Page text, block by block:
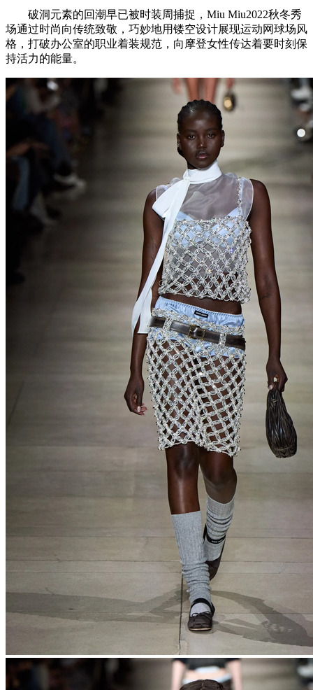
破洞元素的回潮早已被时装周捕捉，Miu Miu2022秋冬秀
场通过时尚向传统致敬，巧妙地用镂空设计展现运动网球场风
格，打破办公室的职业着装规范，向摩登女性传达着要时刻保
持活力的能量。